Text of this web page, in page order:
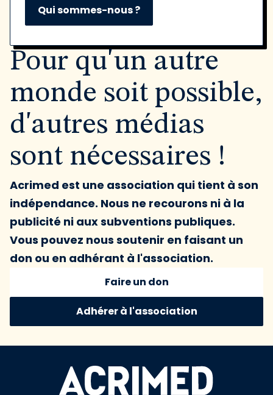
Qui sommes-nous ?
Pour qu'un autre
monde soit possible,
d'autres médias
sont nécessaires !
Acrimed est une association qui tient à son
indépendance. Nous ne recourons ni à la
publicité ni aux subventions publiques.
Vous pouvez nous soutenir en faisant un
don ou en adhérant à l'association.
Faire un don
Adhérer à l'association